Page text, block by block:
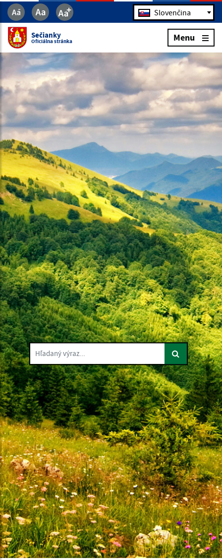
Jazyk Slovenčina
Sečianky
Oficiálna stránka Menu
Hľadaný výraz...